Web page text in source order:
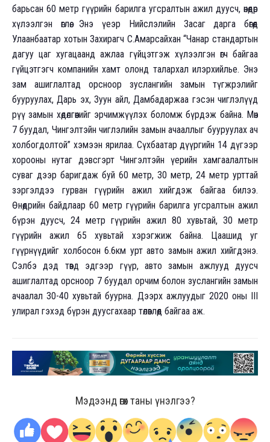
барьсан 60 метр гүүрийн барилга угсралтын ажил дуусч, өнөөдөр
хүлээлгэн өглөө. Энэ үеэр Нийслэлийн Засаг дарга бөгөөд
Улаанбаатар хотын Захирагч С.Амарсайхан “Чанар стандартын
дагуу цаг хугацаанд ажлаа гүйцэтгэж хүлээлгэн өгч байгаа
гүйцэтгэгч компанийн хамт олонд талархал илэрхийлье. Энэ
зам ашиглалтад орсноор зуслангийн замын түгжрэлийг
бууруулах, Дарь эх, Зуун айл, Дамбадаржаа гэсэн чиглэлүүд
рүү замын хөдөлгөөнийг эрчимжүүлэх боломж бүрдэж байна. Мөн
7 буудал, Чингэлтэйн чиглэлийн замын ачааллыг бууруулах ач
холбогдолтой” хэмээн ярилаа. Сүхбаатар дүүргийн 14 дүгээр
хорооны нутаг дэвсгэрт Чингэлтэйн үерийн хамгаалалтын
суваг дээр баригдаж буй 60 метр, 30 метр, 24 метр урттай
зэргэлдээ гурван гүүрийн ажил хийгдэж байгаа билээ.
Өнөөдрийн байдлаар 60 метр гүүрийн барилга угсралтын ажил
бүрэн дуусч, 24 метр гүүрийн ажил 80 хувьтай, 30 метр
гүүрийн ажил 65 хувьтай хэрэгжиж байна. Цаашид уг
гүүрнүүдийг холбосон 6.6км урт авто замын ажил хийгдэнэ.
Сэлбэ дэд төвд эдгээр гүүр, авто замын ажлууд дуусч
ашиглалтад орсноор 7 буудал орчим болон зуслангийн замын
ачаалал 30-40 хувьтай буурна. Дээрх ажлуудыг 2020 оны III
улирал гэхэд бүрэн дуусгахаар төлөвлөөд байгаа аж.
Мэдээнд өгөх таны үнэлгээ?